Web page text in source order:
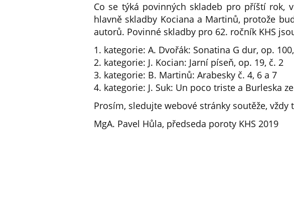
Co se týká povinných skladeb pro příští rok,
hlavně skladby Kociana a Martinů, protože
autorů. Povinné skladby pro 62. ročník KHS
1. kategorie: A. Dvořák: Sonatina G dur, op.
2. kategorie: J. Kocian: Jarní píseň, op. 19, č. 2
3. kategorie: B. Martinů: Arabesky č. 4, 6 a 7
4. kategorie: J. Suk: Un poco triste a Burleska
Prosím, sledujte webové stránky soutěže,
MgA. Pavel Hůla, předseda poroty KHS 2019